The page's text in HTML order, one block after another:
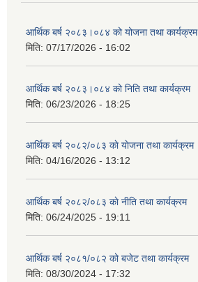
आर्थिक बर्ष २०८३।०८४ को योजना तथा कार्यक्रम
मिति: 07/17/2026 - 16:02
आर्थिक बर्ष २०८३।०८४ को निति तथा कार्यक्रम
मिति: 06/23/2026 - 18:25
आर्थिक बर्ष २०८२/०८३ काे याेजना तथा कार्यक्रम
मिति: 04/16/2026 - 13:12
आर्थिक बर्ष २०८२/०८३ काे नीति तथा कार्यक्रम
मिति: 06/24/2025 - 19:11
आर्थिक बर्ष २०८१/०८२ को बजेट तथा कार्यक्रम
मिति: 08/30/2024 - 17:32